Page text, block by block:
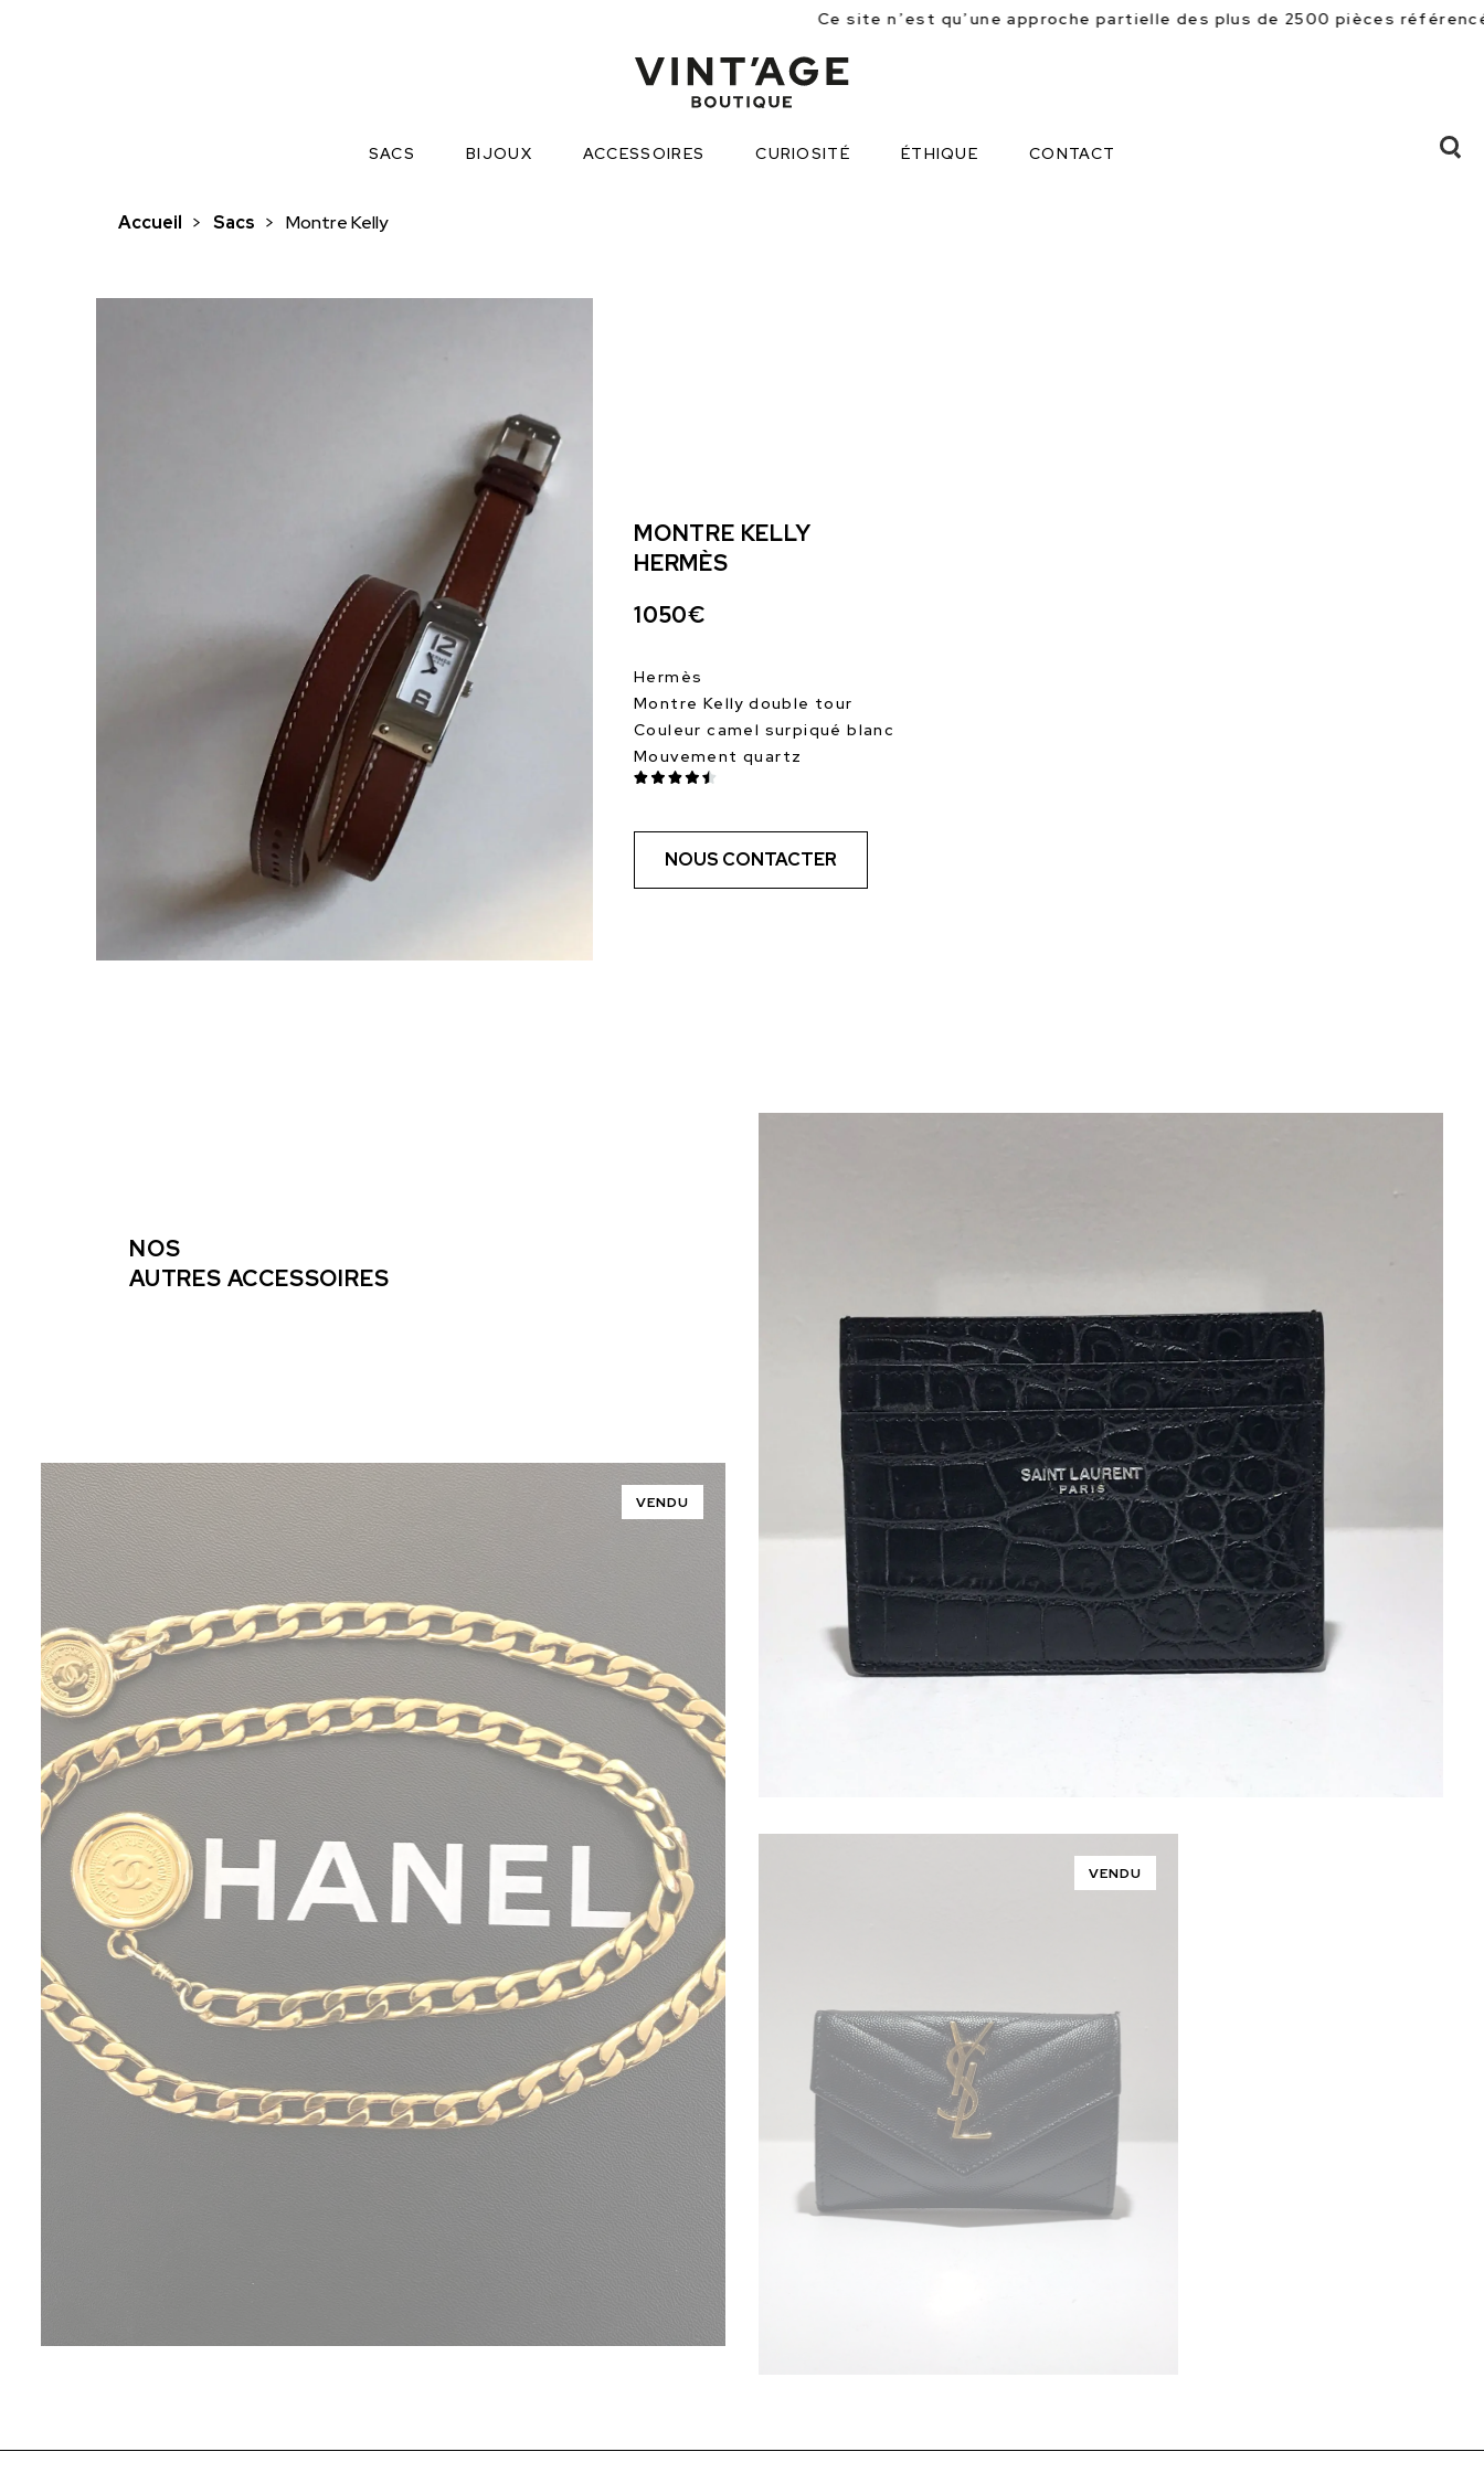
Ce site n’est qu’une approche partielle des plus de 2500 pièces référencées en magasin.
SACS BIJOUX ACCESSOIRES CURIOSITÉ ÉTHIQUE CONTACT
Accueil > Sacs > Montre Kelly
MONTRE KELLY
HERMÈS
1050€
Hermès
Montre Kelly double tour
Couleur camel surpiqué blanc
Mouvement quartz
NOUS CONTACTER
NOS
AUTRES ACCESSOIRES
VENDU
VENDU